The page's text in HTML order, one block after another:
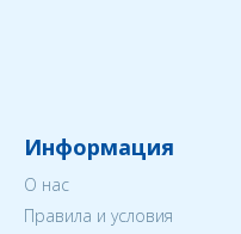
Информация
О нас
Правила и условия